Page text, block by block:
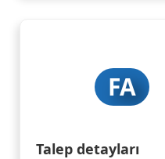
FA
Talep detayları